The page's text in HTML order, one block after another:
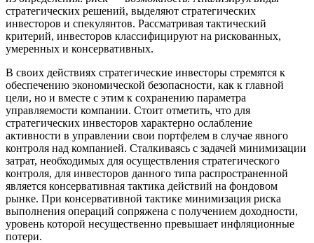
стратегических решений, выделяют стратегических
инвесторов и спекулянтов. Рассматривая тактический
критерий, инвесторов классифицируют на рискованных,
умеренных и консервативных.
В своих действиях стратегические инвесторы стремятся к
обеспечению экономической безопасности, как к главной
цели, но и вместе с этим к сохранению параметра
управляемости компании. Стоит отметить, что для
стратегических инвесторов характерно ослабление
активности в управлении свои портфелем в случае явного
контроля над компанией. Сталкиваясь с задачей минимизации
затрат, необходимых для осуществления стратегического
контроля, для инвесторов данного типа распространенной
является консервативная тактика действий на фондовом
рынке. При консервативной тактике минимизация риска
выполнения операций сопряжена с получением доходности,
уровень которой несущественно превышает инфляционные
потери.